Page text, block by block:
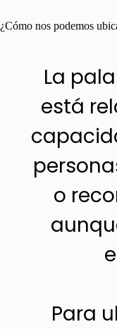
¿Cómo nos podemos
La
está
o
Para